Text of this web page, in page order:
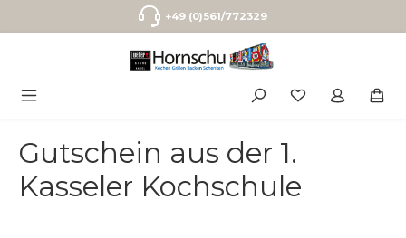
Zum Hauptinhalt springen+49 (0)561/772329
Gutschein aus der 1.
Kasseler Kochschule